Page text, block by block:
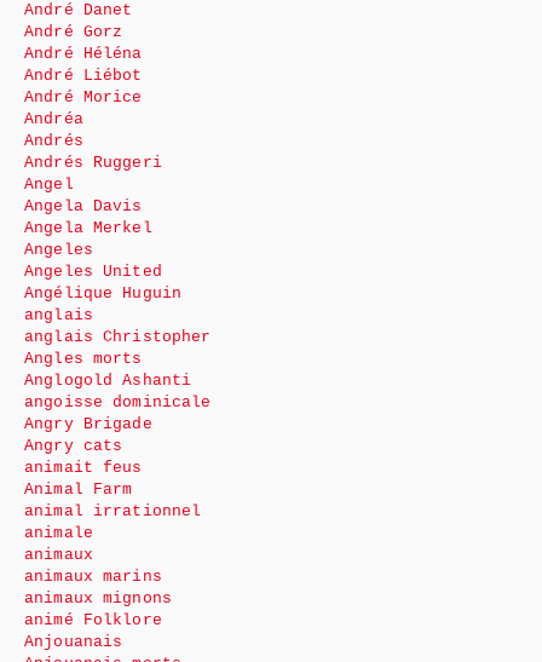
André Danet
André Gorz
André Héléna
André Liébot
André Morice
Andréa
Andrés
Andrés Ruggeri
Angel
Angela Davis
Angela Merkel
Angeles
Angeles United
Angélique Huguin
anglais
anglais Christopher
Angles morts
Anglogold Ashanti
angoisse dominicale
Angry Brigade
Angry cats
animait feus
Animal Farm
animal irrationnel
animale
animaux
animaux marins
animaux mignons
animé Folklore
Anjouanais